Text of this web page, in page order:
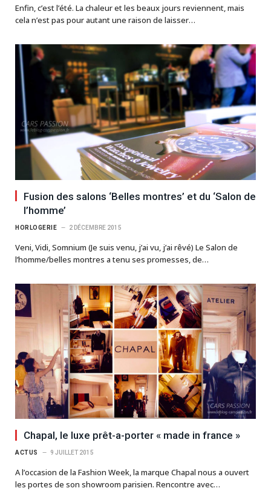
Enfin, c’est l’été. La chaleur et les beaux jours reviennent, mais
cela n’est pas pour autant une raison de laisser…
Fusion des salons ‘Belles montres’ et du ‘Salon de
l’homme’
HORLOGERIE 2 DÉCEMBRE 2015
Veni, Vidi, Somnium (Je suis venu, j’ai vu, j’ai rêvé) Le Salon de
l’homme/belles montres a tenu ses promesses, de…
Chapal, le luxe prêt-a-porter « made in france »
ACTUS 9 JUILLET 2015
A l’occasion de la Fashion Week, la marque Chapal nous a ouvert
les portes de son showroom parisien. Rencontre avec…